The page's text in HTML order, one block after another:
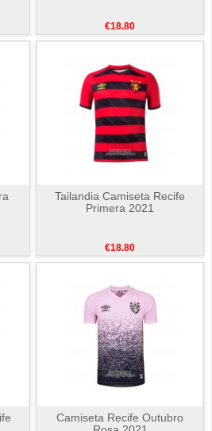
€18.80
Tailandia Camiseta Recife
Primera 2021
€18.80
Camiseta Recife Outubro